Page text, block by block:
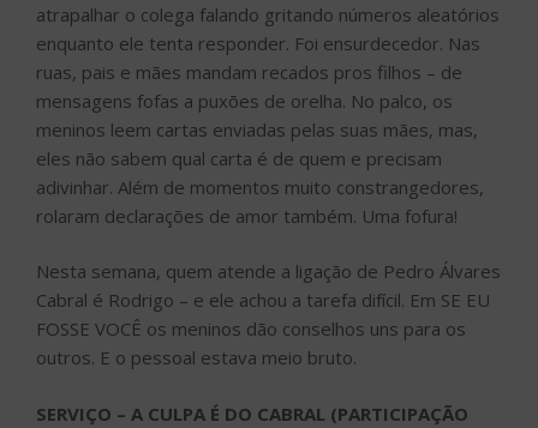
atrapalhar o colega falando gritando números aleatórios
enquanto ele tenta responder. Foi ensurdecedor. Nas
ruas, pais e mães mandam recados pros filhos – de
mensagens fofas a puxões de orelha. No palco, os
meninos leem cartas enviadas pelas suas mães, mas,
eles não sabem qual carta é de quem e precisam
adivinhar. Além de momentos muito constrangedores,
rolaram declarações de amor também. Uma fofura!
Nesta semana, quem atende a ligação de Pedro Álvares
Cabral é Rodrigo – e ele achou a tarefa difícil. Em SE EU
FOSSE VOCÊ os meninos dão conselhos uns para os
outros. E o pessoal estava meio bruto.
SERVIÇO – A CULPA É DO CABRAL (PARTICIPAÇÃO